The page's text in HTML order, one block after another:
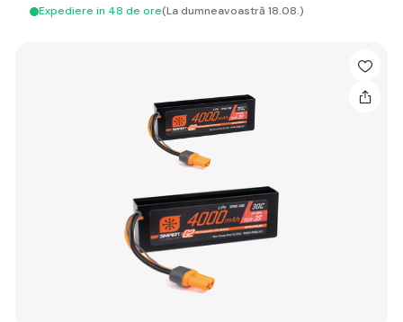
Expediere in 48 de ore(La dumneavoastră 18.08.)